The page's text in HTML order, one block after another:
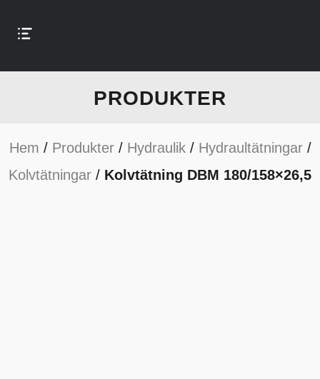
PRODUKTER
Hem / Produkter/ Hydraulik/ Hydraultätningar/
Kolvtätningar / Kolvtätning DBM 180/158×26,5